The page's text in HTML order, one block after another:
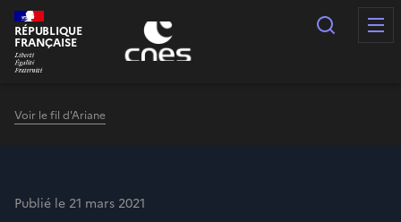
Panneau de gestion des cookies
RÉPUBLIQUE
FRANÇAISE
Voir le fil d'Ariane
Publié le 21 mars 2021